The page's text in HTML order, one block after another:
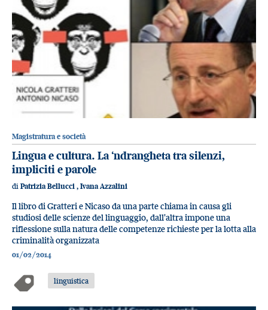
Magistratura e società
Lingua e cultura. La ‘ndrangheta tra silenzi,
impliciti e parole
di Patrizia Bellucci , Ivana Azzalini
Il libro di Gratteri e Nicaso da una parte chiama in causa gli
studiosi delle scienze del linguaggio, dall'altra impone una
riflessione sulla natura delle competenze richieste per la lotta alla
criminalità organizzata
01/02/2014
linguistica